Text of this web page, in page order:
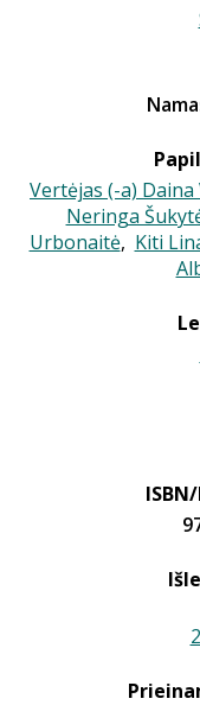
Vertėjas (-a)
Neringa
Urbonaitė, Kiti